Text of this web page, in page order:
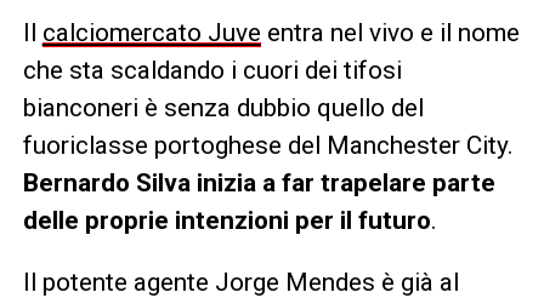
Il calciomercato Juve entra nel vivo e il nome
che sta scaldando i cuori dei tifosi
bianconeri è senza dubbio quello del
fuoriclasse portoghese del Manchester City.
Bernardo Silva inizia a far trapelare parte
delle proprie intenzioni per il futuro.
Il potente agente Jorge Mendes è già al